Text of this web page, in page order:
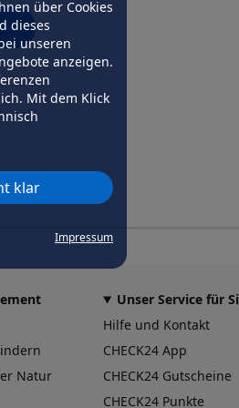
über Cookies
dieses
unseren
anzeigen.
Mit dem Klick
klar
Impressum
Natur
Unser Service für
Hilfe und Kontakt
CHECK24 App
CHECK24 Gutscheine
CHECK24 Punkte